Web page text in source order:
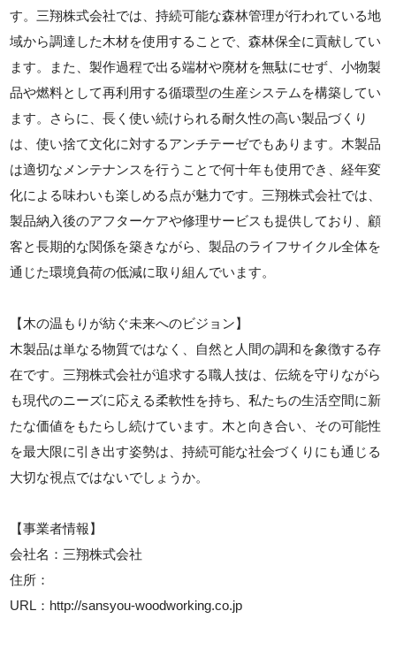
す。三翔株式会社では、持続可能な森林管理が行われている地
域から調達した木材を使用することで、森林保全に貢献してい
ます。また、製作過程で出る端材や廃材を無駄にせず、小物製
品や燃料として再利用する循環型の生産システムを構築してい
ます。さらに、長く使い続けられる耐久性の高い製品づくり
は、使い捨て文化に対するアンチテーゼでもあります。木製品
は適切なメンテナンスを行うことで何十年も使用でき、経年変
化による味わいも楽しめる点が魅力です。三翔株式会社では、
製品納入後のアフターケアや修理サービスも提供しており、顧
客と長期的な関係を築きながら、製品のライフサイクル全体を
通じた環境負荷の低減に取り組んでいます。
【木の温もりが紡ぐ未来へのビジョン】
木製品は単なる物質ではなく、自然と人間の調和を象徴する存
在です。三翔株式会社が追求する職人技は、伝統を守りながら
も現代のニーズに応える柔軟性を持ち、私たちの生活空間に新
たな価値をもたらし続けています。木と向き合い、その可能性
を最大限に引き出す姿勢は、持続可能な社会づくりにも通じる
大切な視点ではないでしょうか。
【事業者情報】
会社名：三翔株式会社
住所：
URL：http://sansyou-woodworking.co.jp